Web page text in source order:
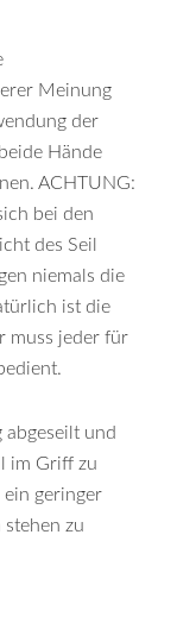
Meinung
der
Hände
ACHTUNG:
bei den
des Seil
niemals die
ist die
muss jeder für
und
im Griff zu
ein geringer
zu